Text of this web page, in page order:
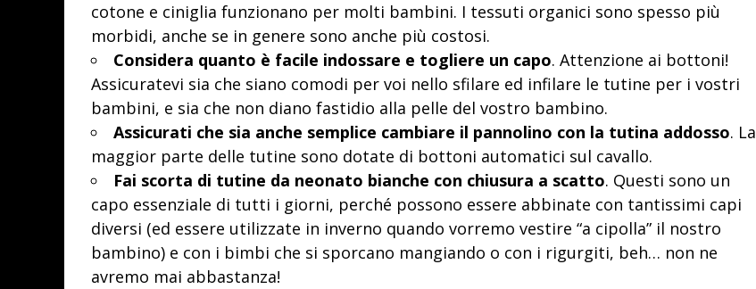
cotone e ciniglia funzionano per molti bambini. I tessuti organici sono spesso più
morbidi, anche se in genere sono anche più costosi.
Considera quanto è facile indossare e togliere un capo. Attenzione ai bottoni!
Assicuratevi sia che siano comodi per voi nello sfilare ed infilare le tutine per i vostri
bambini, e sia che non diano fastidio alla pelle del vostro bambino.
Assicurati che sia anche semplice cambiare il pannolino con la tutina addosso. La
maggior parte delle tutine sono dotate di bottoni automatici sul cavallo.
Fai scorta di tutine da neonato bianche con chiusura a scatto. Questi sono un
capo essenziale di tutti i giorni, perché possono essere abbinate con tantissimi capi
diversi (ed essere utilizzate in inverno quando vorremo vestire “a cipolla” il nostro
bambino) e con i bimbi che si sporcano mangiando o con i rigurgiti, beh… non ne
avremo mai abbastanza!